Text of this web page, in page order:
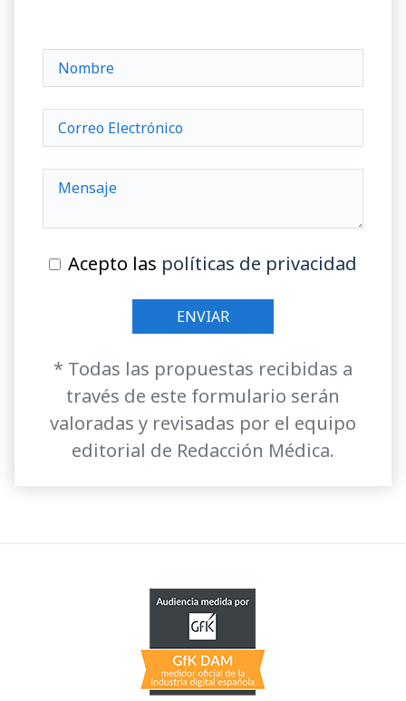
Acepto las políticas de privacidad
* Todas las propuestas recibidas a
través de este formulario serán
valoradas y revisadas por el equipo
editorial de Redacción Médica.